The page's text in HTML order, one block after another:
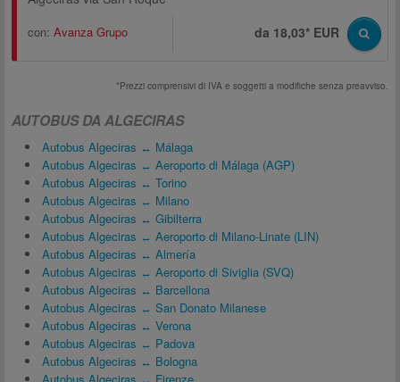
con: Avanza Grupo da 18,03* EUR
*Prezzi comprensivi di IVA e soggetti a modifiche senza preavviso.
AUTOBUS DA ALGECIRAS
Autobus Algeciras ↔ Málaga
Autobus Algeciras ↔ Aeroporto di Málaga (AGP)
Autobus Algeciras ↔ Torino
Autobus Algeciras ↔ Milano
Autobus Algeciras ↔ Gibilterra
Autobus Algeciras ↔ Aeroporto di Milano-Linate (LIN)
Autobus Algeciras ↔ Almería
Autobus Algeciras ↔ Aeroporto di Siviglia (SVQ)
Autobus Algeciras ↔ Barcellona
Autobus Algeciras ↔ San Donato Milanese
Autobus Algeciras ↔ Verona
Autobus Algeciras ↔ Padova
Autobus Algeciras ↔ Bologna